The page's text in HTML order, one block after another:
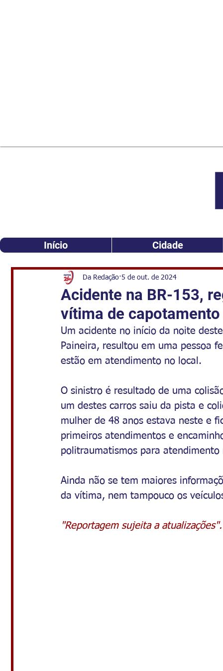
Início Cidade
Acidente na BR-153,
vítima de capotamento
Da Redação 5 de out. de 2024
Um acidente no início da noite
Paineira, resultou em uma pessoa
estão em atendimento no local.
O sinistro é resultado de uma
um destes carros saiu da pista e
mulher de 48 anos estava neste e
primeiros atendimentos e
politraumatismos para atendimento
Ainda não se tem maiores
da vítima, nem tampouco os
"Reportagem sujeita a atualizações".